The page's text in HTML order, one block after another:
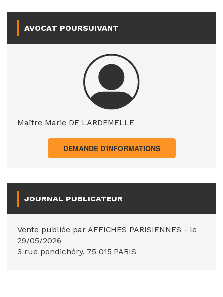
AVOCAT POURSUIVANT
Maître Marie DE LARDEMELLE
DEMANDE D'INFORMATIONS
JOURNAL PUBLICATEUR
Vente publiée par AFFICHES PARISIENNES - le
29/05/2026
3 rue pondichéry, 75 015 PARIS